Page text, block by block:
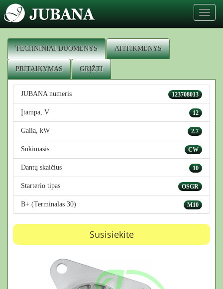
Toggle
TECHNINIAI DUOMENYS ATITIKMENYS
PRITAIKYMAS GRĮŽTI
123708013
JUBANA numeris
12
Įtampa, V
2.7
Galia, kW
CW
Sukimasis
10
Dantų skaičius
OSGR
Starterio tipas
M10
B+ (Terminalas 30)
Susisiekite